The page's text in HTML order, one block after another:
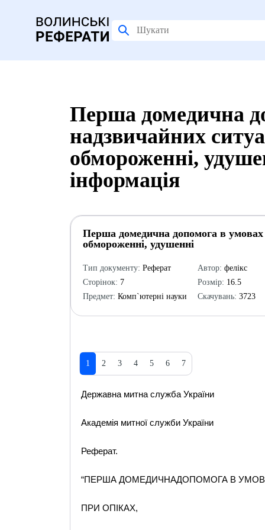
Перша домедична
надзвичайних
обмороженні,
інформація
Перша домедична допомога в умовах
обмороженні, удушенні
Тип документу: Реферат
Сторінок: 7
Предмет: Комп`ютерні науки
Автор: фелікс
Розмір: 16.5
Скачувань: 3723
1 2 3 4 5 6 7
Державна митна служба України
Академія митної служби України
Реферат.
“ПЕРША ДОМЕДИЧНАДОПОМОГА В
ПРИ ОПІКАХ,